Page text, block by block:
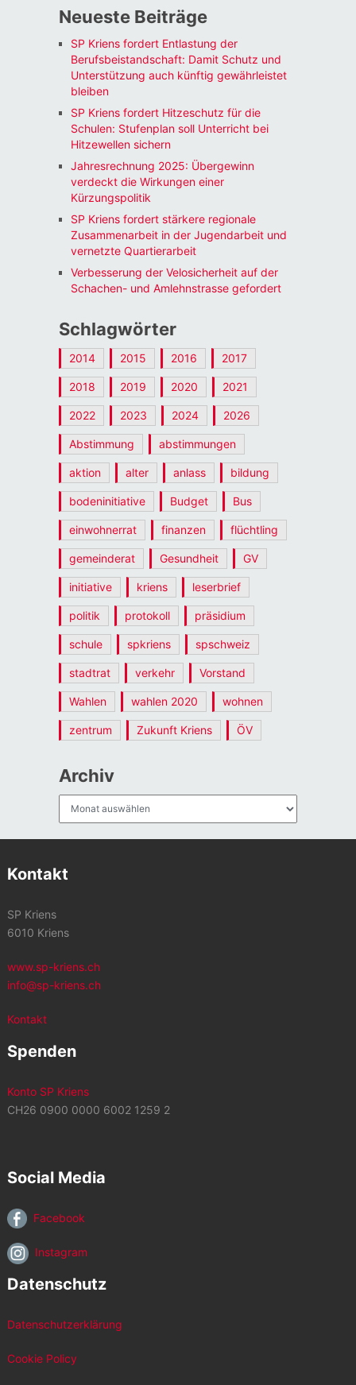
Neueste Beiträge
SP Kriens fordert Entlastung der
Berufsbeistandschaft: Damit Schutz und
Unterstützung auch künftig gewährleistet
bleiben
SP Kriens fordert Hitzeschutz für die
Schulen: Stufenplan soll Unterricht bei
Hitzewellen sichern
Jahresrechnung 2025: Übergewinn
verdeckt die Wirkungen einer
Kürzungspolitik
SP Kriens fordert stärkere regionale
Zusammenarbeit in der Jugendarbeit und
vernetzte Quartierarbeit
Verbesserung der Velosicherheit auf der
Schachen- und Amlehnstrasse gefordert
Schlagwörter
2014 2015 2016 2017
2018 2019 2020 2021
2022 2023 2024 2026
Abstimmung abstimmungen
aktion alter anlass bildung
bodeninitiative Budget Bus
einwohnerrat finanzen flüchtling
gemeinderat Gesundheit GV
initiative kriens leserbrief
politik protokoll präsidium
schule spkriens spschweiz
stadtrat verkehr Vorstand
Wahlen wahlen 2020 wohnen
zentrum Zukunft Kriens ÖV
Archiv
Kontakt
SP Kriens
6010 Kriens
www.sp-kriens.ch
info@sp-kriens.ch
Kontakt
Spenden
Konto SP Kriens
CH26 0900 0000 6002 1259 2
Social Media
Facebook
Instagram
Datenschutz
Datenschutzerklärung
Cookie Policy